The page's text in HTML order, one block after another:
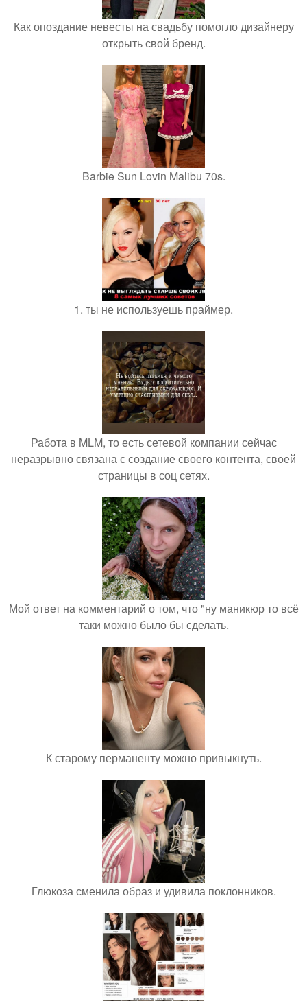
Как опоздание невесты на свадьбу помогло дизайнеру
открыть свой бренд.
Barbie Sun Lovin Malibu 70s.
1. ты не используешь праймер.
Работа в MLM, то есть сетевой компании сейчас
неразрывно связана с создание своего контента, своей
страницы в соц сетях.
Мой ответ на комментарий о том, что "ну маникюр то всё
таки можно было бы сделать.
К старому перманенту можно привыкнуть.
Глюкоза сменила образ и удивила поклонников.